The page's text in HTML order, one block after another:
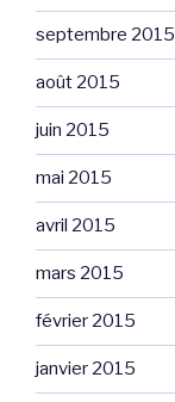
septembre 2015
août 2015
juin 2015
mai 2015
avril 2015
mars 2015
février 2015
janvier 2015